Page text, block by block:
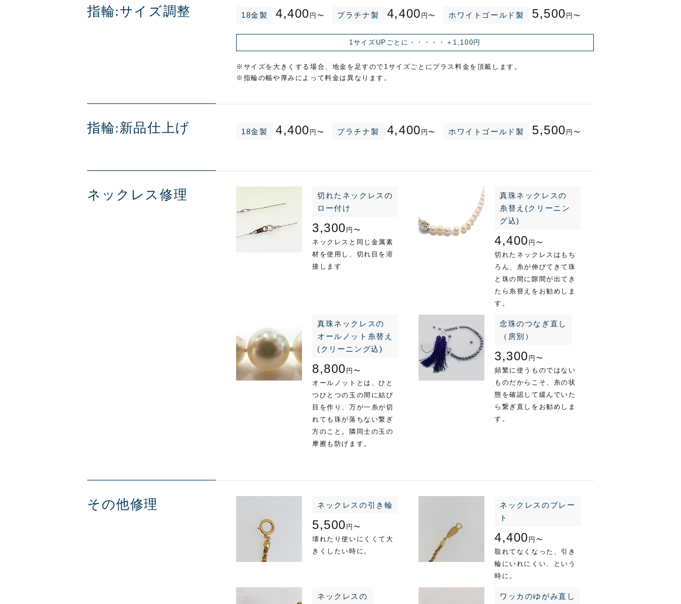
指輪:サイズ調整 18金製 4,400 円〜 プラチナ製 4,400 円〜 ホワイトゴールド製 5,500 円〜
1サイズUPごとに・・・・・ ＋1,100円
※サイズを大きくする場合、地金を足すので1サイズごとにプラス料金を頂戴します。
※指輪の幅や厚みによって料金は異なります。
指輪:新品仕上げ 18金製 4,400 円〜 プラチナ製 4,400 円〜 ホワイトゴールド製 5,500 円〜
ネックレス修理
切れたネックレスの
ロー付け
3,300 円〜
ネックレスと同じ金属素
材を使用し、切れ目を溶
接します
真珠ネックレスの
糸替え(クリーニン
グ込)
4,400 円〜
切れたネックレスはもち
ろん、糸が伸びてきて珠
と珠の間に隙間が出てき
たら糸替えをお勧めしま
す。
真珠ネックレスの
オールノット糸替え
(クリーニング込)
8,800 円〜
オールノットとは、ひと
つひとつの玉の間に結び
目を作り、万が一糸が切
れても珠が落ちない繋ぎ
方のこと。隣同士の玉の
摩擦も防げます。
念珠のつなぎ直し
（房別）
3,300 円〜
頻繁に使うものではない
ものだからこそ、糸の状
態を確認して緩んでいた
ら繋ぎ直しをお勧めしま
す。
その他修理 ネックレスの引き輪
5,500 円〜
壊れたり使いにくくて大
きくしたい時に。
ネックレスのプレー
ト
4,400 円〜
取れてなくなった、引き
輪にいれにくい、という
時に。
ネックレスの
ワッカのゆがみ直し